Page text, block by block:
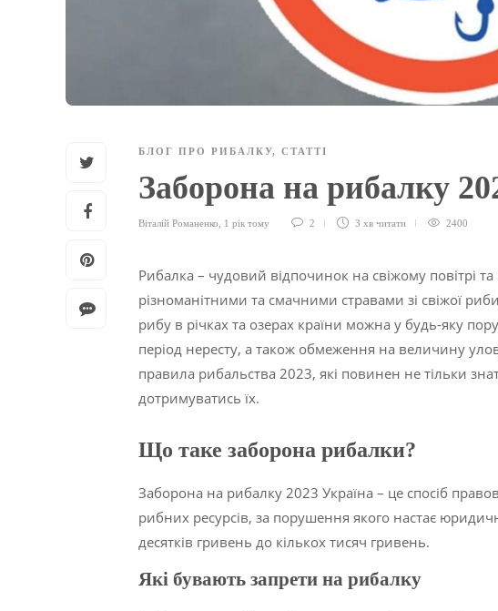
БЛОГ ПРО РИБАЛКУ, СТАТТІ
Заборона на рибалку
Віталій Романенко 1 рік тому 2 3 хв читати 2400
Рибалка – чудовий відпочинок на свіжому повітрі
різноманітними та смачними стравами зі свіжої
рибу в річках та озерах країни можна у будь-яку
період нересту, а також обмеження на величину
правила рибальства 2023, які повинен не тільки
дотримуватись їх.
Що таке заборона рибалки?
Заборона на рибалку 2023 Україна – це спосіб
рибних ресурсів, за порушення якого настає
десятків гривень до кількох тисяч гривень.
Які бувають запрети на рибалку